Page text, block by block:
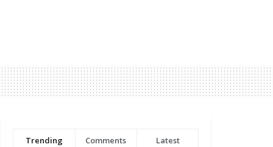
Trending Comments Latest